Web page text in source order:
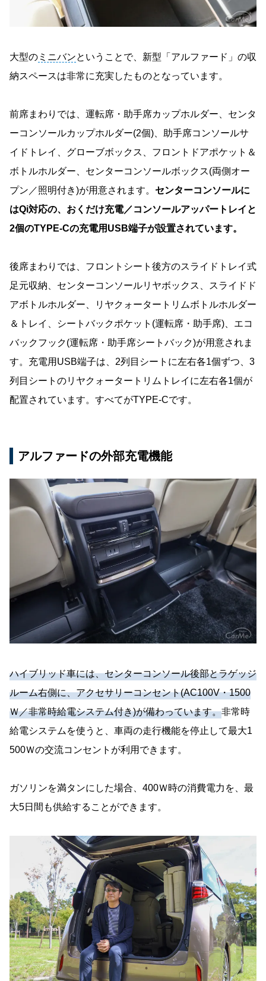
大型の ミニバンということで、新型「アルファード」の収
納スペースは非常に充実したものとなっています。
前席まわりでは、運転席・助手席カップホルダー、センタ
ーコンソールカップホルダー(2個)、助手席コンソールサ
イドトレイ、グローブボックス、フロントドアポケット＆
ボトルホルダー、センターコンソールボックス(両側オー
プン／照明付き)が用意されます。 センターコンソールに
はQi対応の、おくだけ充電／コンソールアッパートレイと
2個のTYPE-Cの充電用USB端子が設置されています。
後席まわりでは、フロントシート後方のスライドトレイ式
足元収納、センターコンソールリヤボックス、スライドド
アボトルホルダー、リヤクォータートリムボトルホルダー
＆トレイ、シートバックポケット(運転席・助手席)、エコ
バックフック(運転席・助手席シートバック)が用意されま
す。充電用USB端子は、2列目シートに左右各1個ずつ、3
列目シートのリヤクォータートリムトレイに左右各1個が
配置されています。すべてがTYPE-Cです。
アルファードの外部充電機能
ハイブリッド車には、センターコンソール後部とラゲッジ
ルーム右側に、アクセサリーコンセント(AC100V・1500
Ｗ／非常時給電システム付き)が備わっています。非常時
給電システムを使うと、車両の走行機能を停止して最大1
500Ｗの交流コンセントが利用できます。
ガソリンを満タンにした場合、400Ｗ時の消費電力を、最
大5日間も供給することができます。